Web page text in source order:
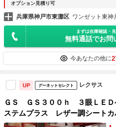
オプション見積り可
兵庫県神戸市東灘区 ワンゼット東神
まずは在庫確認・
無料通話でお問
今あなたの他に
UP グーネットセレクト レクサス
ＧＳ ＧＳ３００ｈ ３眼ＬＥ
ステムプラス レザー調シート
視聴可）サイドモール リアス